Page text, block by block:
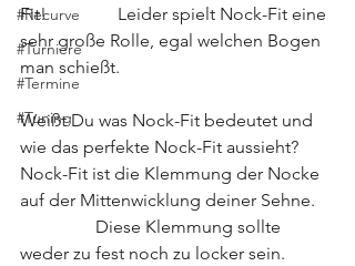
#Recurve
#Turniere
#Termine
#Tuning
Fit!                Leider spielt Nock-Fit eine
sehr große Rolle, egal welchen Bogen
man schießt.
Weißt Du was Nock-Fit bedeutet und
wie das perfekte Nock-Fit aussieht?
Nock-Fit ist die Klemmung der Nocke
auf der Mittenwicklung deiner Sehne.
                 Diese Klemmung sollte
weder zu fest noch zu locker sein.